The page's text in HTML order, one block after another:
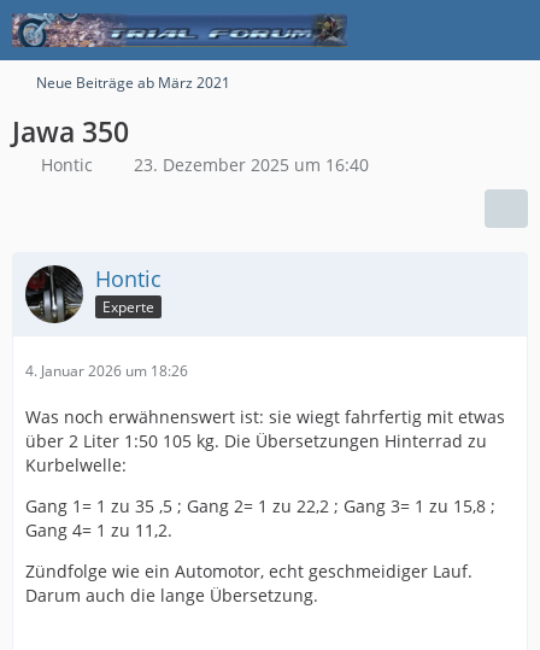
Neue Beiträge ab März 2021
Jawa 350
Hontic 23. Dezember 2025 um 16:40
Hontic
Experte
4. Januar 2026 um 18:26
Was noch erwähnenswert ist: sie wiegt fahrfertig mit etwas
über 2 Liter 1:50 105 kg. Die Übersetzungen Hinterrad zu
Kurbelwelle:
Gang 1= 1 zu 35 ,5 ; Gang 2= 1 zu 22,2 ; Gang 3= 1 zu 15,8 ;
Gang 4= 1 zu 11,2.
Zündfolge wie ein Automotor, echt geschmeidiger Lauf.
Darum auch die lange Übersetzung.